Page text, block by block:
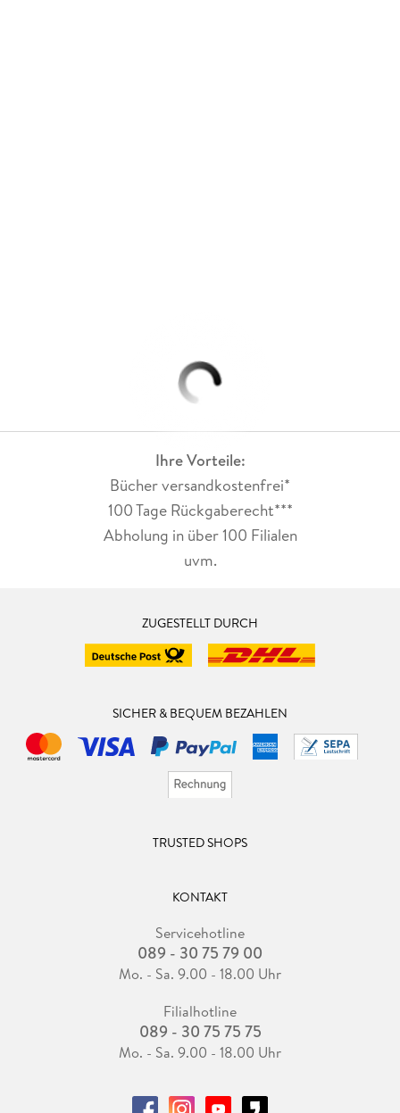
Ihre Vorteile:
Bücher versandkostenfrei*
100 Tage Rückgaberecht***
Abholung in über 100 Filialen
uvm.
ZUGESTELLT DURCH
SICHER & BEQUEM BEZAHLEN
TRUSTED SHOPS
KONTAKT
Servicehotline
089 - 30 75 79 00
Mo. - Sa. 9.00 - 18.00 Uhr
Filialhotline
089 - 30 75 75 75
Mo. - Sa. 9.00 - 18.00 Uhr